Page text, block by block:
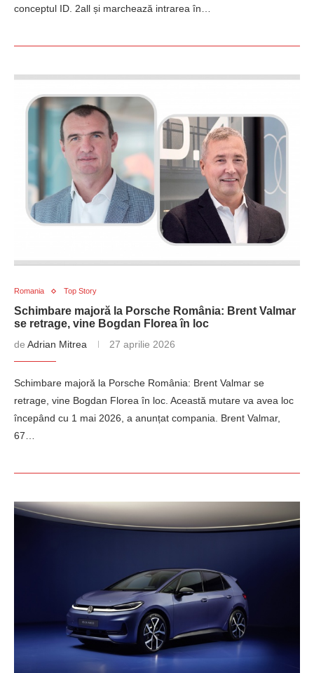
conceptul ID. 2all și marchează intrarea în…
Romania Top Story
Schimbare majoră la Porsche România: Brent Valmar
se retrage, vine Bogdan Florea în loc
de Adrian Mitrea 27 aprilie 2026
Schimbare majoră la Porsche România: Brent Valmar se
retrage, vine Bogdan Florea în loc. Această mutare va avea loc
începând cu 1 mai 2026, a anunțat compania. Brent Valmar,
67…